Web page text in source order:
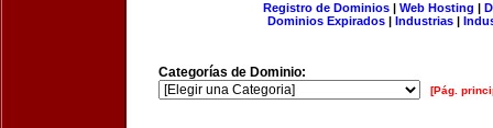
Registro de Dominios| Web Hosting |
Dominios Expirados | Industrias |
Categorías de Dominio:
[Pág.